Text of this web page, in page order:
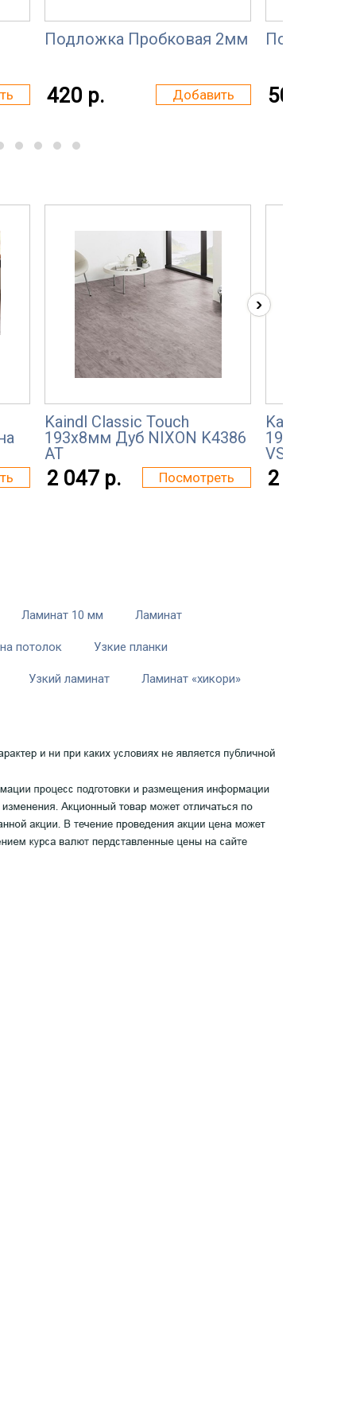
Подложка Пробковая 2мм
420 р. Добавить
Подложка
50 р.
Kaindl Classic Touch
193x8мм Дуб NIXON K4386
AT
2 047 р. Посмотреть
Kaindl
193x8мм
VS
2 047 р.
›
Ламинат 10 мм Ламинат
потолок Узкие планки
Узкий ламинат Ламинат «хикори»